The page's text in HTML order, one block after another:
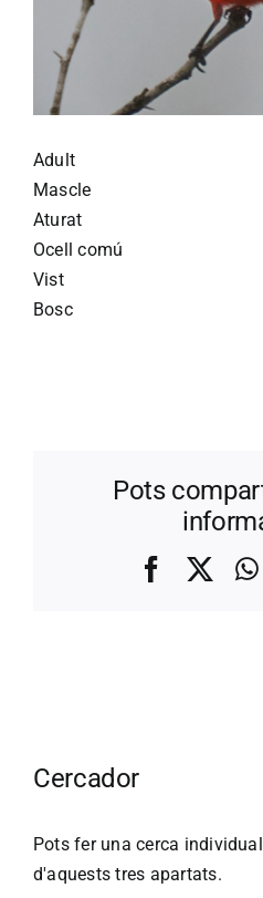
Adult
Mascle
Aturat
Ocell comú
Vist
Bosc
Pots
Facebook
Cercador
Pots fer una cerca
d'aquests tres apartats.